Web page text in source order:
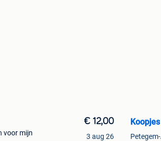
voor mijn
€ 12,00
3 aug 26
Koopjes